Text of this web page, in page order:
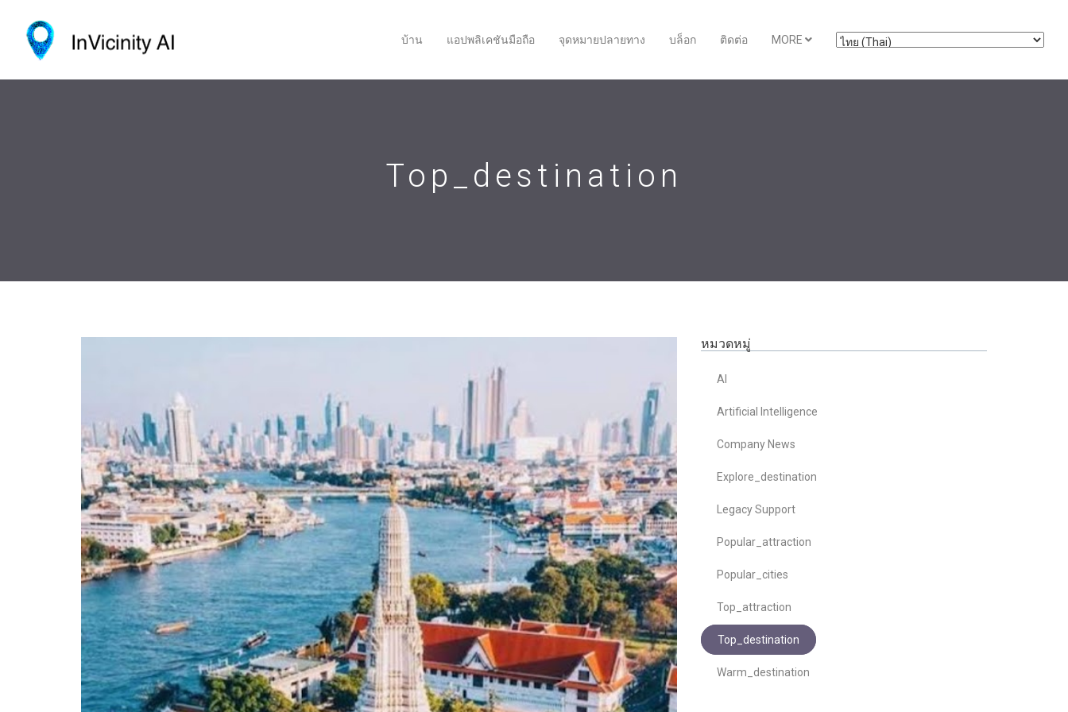
บ้าน แอปพลิเคชันมือถือ จุดหมายปลายทาง บล็อก ติดต่อ MORE
Top_destination
หมวดหมู่
AI
Artificial Intelligence
Company News
Explore_destination
Legacy Support
Popular_attraction
Popular_cities
Top_attraction
Top_destination
Warm_destination